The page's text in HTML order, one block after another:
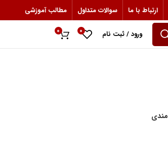
ارتباط با ما سوالات متداول
مطالب آموزشی
ورود / ثبت نام 0
0
مندی